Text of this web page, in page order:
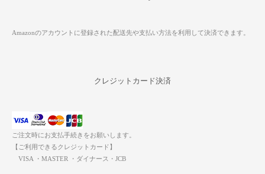
Amazonのアカウントに登録された配送先や支払い方法を利用して決済できます。
クレジットカード決済
ご注文時にお支払手続きをお願いします。
【ご利用できるクレジットカード】
VISA ・MASTER ・ダイナース・JCB